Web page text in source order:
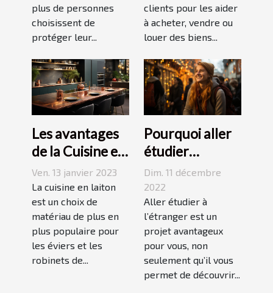
plus de personnes
choisissent de
protéger leur...
clients pour les aider
à acheter, vendre ou
louer des biens...
Les avantages
de la Cuisine en
Laiton
Ven. 13 janvier 2023
La cuisine en laiton
est un choix de
matériau de plus en
plus populaire pour
les éviers et les
robinets de...
Pourquoi aller
étudier
l’étranger ?
Dim. 11 décembre
2022
Aller étudier à
l’étranger est un
projet avantageux
pour vous, non
seulement qu’il vous
permet de découvrir...